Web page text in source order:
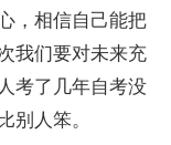
，相信自己能把
我们要对未来充
考了几年自考没
人笨。